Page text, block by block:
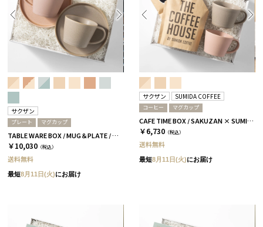
サクザン
プレート マグカップ
TABLE WARE BOX / MUG＆PLATE / グレージュ＆コーラルベージュ［サクザン×HYACCA］
￥10,030 （税込）
送料無料
最短8月11日(火)にお届け
サクザン SUMIDA COFFEE
コーヒー マグカップ
CAFE TIME BOX / SAKUZAN × SUMIDA COFFEE / グレージュ＆コーラルベージュ
￥6,730 （税込）
送料無料
最短8月11日(火)にお届け